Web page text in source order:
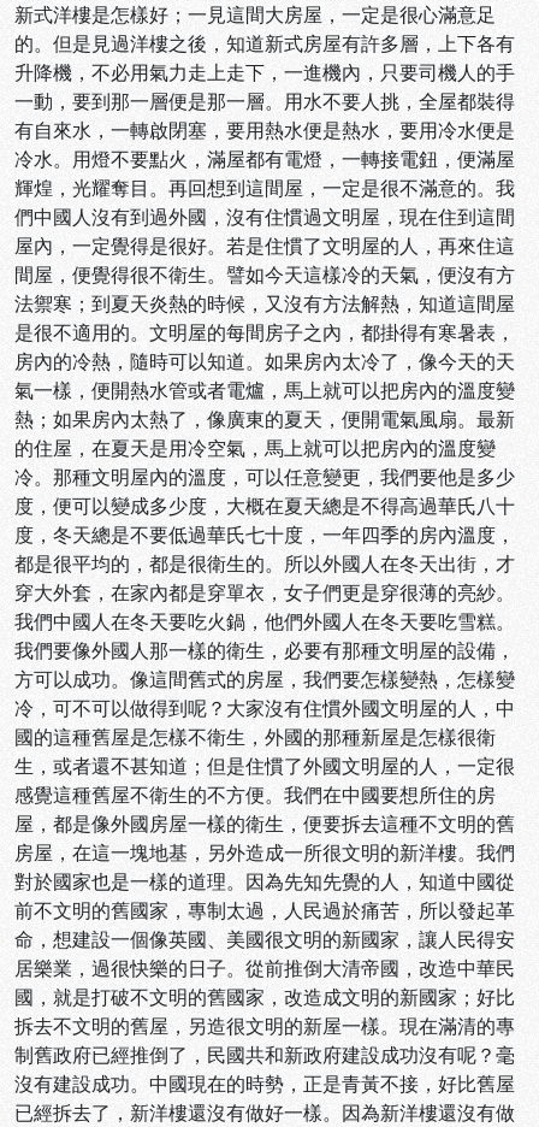
新式洋樓是怎樣好；一見這間大房屋，一定是很心滿意足
的。但是見過洋樓之後，知道新式房屋有許多層，上下各有
升降機，不必用氣力走上走下，一進機內，只要司機人的手
一動，要到那一層便是那一層。用水不要人挑，全屋都裝得
有自來水，一轉啟閉塞，要用熱水便是熱水，要用冷水便是
冷水。用燈不要點火，滿屋都有電燈，一轉接電鈕，便滿屋
輝煌，光耀奪目。再回想到這間屋，一定是很不滿意的。我
們中國人沒有到過外國，沒有住慣過文明屋，現在住到這間
屋內，一定覺得是很好。若是住慣了文明屋的人，再來住這
間屋，便覺得很不衛生。譬如今天這樣冷的天氣，便沒有方
法禦寒；到夏天炎熱的時候，又沒有方法解熱，知道這間屋
是很不適用的。文明屋的每間房子之內，都掛得有寒暑表，
房內的冷熱，隨時可以知道。如果房內太冷了，像今天的天
氣一樣，便開熱水管或者電爐，馬上就可以把房內的溫度變
熱；如果房內太熱了，像廣東的夏天，便開電氣風扇。最新
的住屋，在夏天是用冷空氣，馬上就可以把房內的溫度變
冷。那種文明屋內的溫度，可以任意變更，我們要他是多少
度，便可以變成多少度，大概在夏天總是不得高過華氏八十
度，冬天總是不要低過華氏七十度，一年四季的房內溫度，
都是很平均的，都是很衛生的。所以外國人在冬天出街，才
穿大外套，在家內都是穿單衣，女子們更是穿很薄的亮紗。
我們中國人在冬天要吃火鍋，他們外國人在冬天要吃雪糕。
我們要像外國人那一樣的衛生，必要有那種文明屋的設備，
方可以成功。像這間舊式的房屋，我們要怎樣變熱，怎樣變
冷，可不可以做得到呢？大家沒有住慣外國文明屋的人，中
國的這種舊屋是怎樣不衛生，外國的那種新屋是怎樣很衛
生，或者還不甚知道；但是住慣了外國文明屋的人，一定很
感覺這種舊屋不衛生的不方便。我們在中國要想所住的房
屋，都是像外國房屋一樣的衛生，便要拆去這種不文明的舊
房屋，在這一塊地基，另外造成一所很文明的新洋樓。我們
對於國家也是一樣的道理。因為先知先覺的人，知道中國從
前不文明的舊國家，專制太過，人民過於痛苦，所以發起革
命，想建設一個像英國、美國很文明的新國家，讓人民得安
居樂業，過很快樂的日子。從前推倒大清帝國，改造中華民
國，就是打破不文明的舊國家，改造成文明的新國家；好比
拆去不文明的舊屋，另造很文明的新屋一樣。現在滿清的專
制舊政府已經推倒了，民國共和新政府建設成功沒有呢？毫
沒有建設成功。中國現在的時勢，正是青黃不接，好比舊屋
已經拆去了，新洋樓還沒有做好一樣。因為新洋樓還沒有做